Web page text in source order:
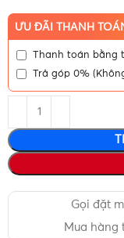
ƯU ĐÃI THANH
Thanh toán bằng
Trả góp 0%
Gọi đặt
Mua hàng